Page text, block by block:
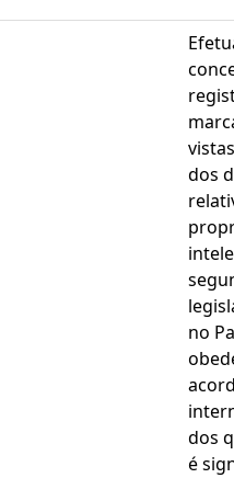
dos
no
dos
é